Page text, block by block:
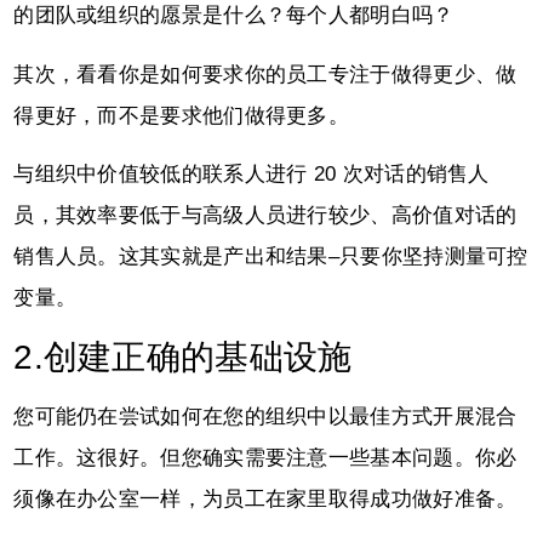
的团队或组织的愿景是什么？每个人都明白吗？
其次，看看你是如何要求你的员工专注于做得更少、做
得更好，而不是要求他们做得更多。
与组织中价值较低的联系人进行 20 次对话的销售人
员，其效率要低于与高级人员进行较少、高价值对话的
销售人员。这其实就是产出和结果–只要你坚持测量可控
变量。
2.创建正确的基础设施
您可能仍在尝试如何在您的组织中以最佳方式开展混合
工作。这很好。但您确实需要注意一些基本问题。你必
须像在办公室一样，为员工在家里取得成功做好准备。